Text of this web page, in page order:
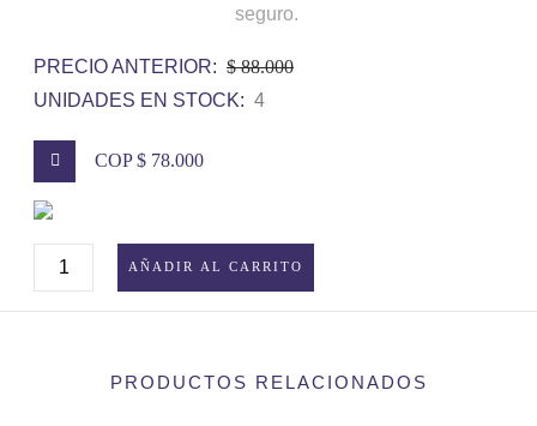
seguro.
PRECIO ANTERIOR: $ 88.000
UNIDADES EN STOCK: 4
COP $ 78.000
PELUCHE
DE
CANTIDAD
AÑADIR AL CARRITO
PRODUCTOS RELACIONADOS